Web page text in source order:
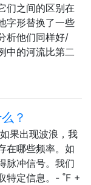
们之间的区别在
字形替换了一些
析他们同样好/
中的河流比第二
？
果出现波浪，我
在哪些频率。如
脉冲信号。我们
特定信息。- ˚F +